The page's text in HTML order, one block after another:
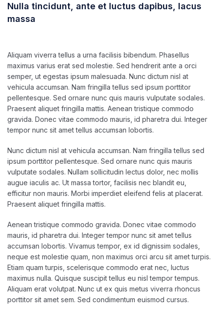
Nulla tincidunt, ante et luctus dapibus, lacus
massa
Aliquam viverra tellus a urna facilisis bibendum. Phasellus
maximus varius erat sed molestie. Sed hendrerit ante a orci
semper, ut egestas ipsum malesuada. Nunc dictum nisl at
vehicula accumsan. Nam fringilla tellus sed ipsum porttitor
pellentesque. Sed ornare nunc quis mauris vulputate sodales.
Praesent aliquet fringilla mattis. Aenean tristique commodo
gravida. Donec vitae commodo mauris, id pharetra dui. Integer
tempor nunc sit amet tellus accumsan lobortis.
Nunc dictum nisl at vehicula accumsan. Nam fringilla tellus sed
ipsum porttitor pellentesque. Sed ornare nunc quis mauris
vulputate sodales. Nullam sollicitudin lectus dolor, nec mollis
augue iaculis ac. Ut massa tortor, facilisis nec blandit eu,
efficitur non mauris. Morbi imperdiet eleifend felis at placerat.
Praesent aliquet fringilla mattis.
Aenean tristique commodo gravida. Donec vitae commodo
mauris, id pharetra dui. Integer tempor nunc sit amet tellus
accumsan lobortis. Vivamus tempor, ex id dignissim sodales,
neque est molestie quam, non maximus orci arcu sit amet turpis.
Etiam quam turpis, scelerisque commodo erat nec, luctus
maximus nulla. Quisque suscipit tellus eu nisl tempor tempus.
Aliquam erat volutpat. Nunc ut ex quis metus viverra rhoncus
porttitor sit amet sem. Sed condimentum euismod cursus.